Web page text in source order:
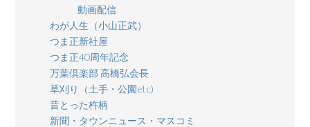
動画配信
わが人生（小山正武）
つま正新社屋
つま正40周年記念
万葉倶楽部 高橋弘会長
草刈り（土手・公園etc)
昔とった杵柄
新聞・タウンニュース・マスコミ